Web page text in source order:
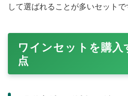
して選ばれることが多いセットで
ワインセットを購入
点